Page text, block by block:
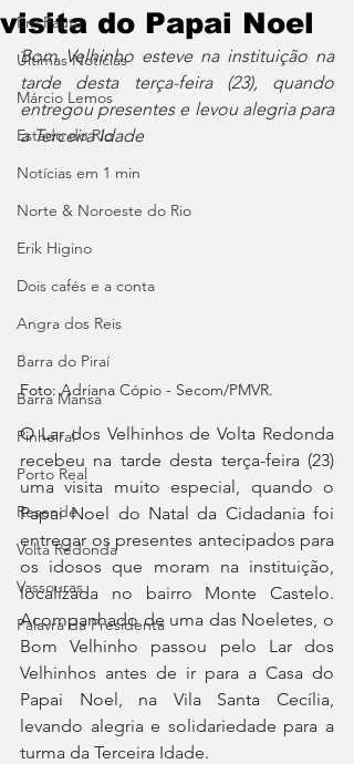
Em Pauta
Últimas Notícias
Márcio Lemos
Estado do Rio
Notícias em 1 min
Norte & Noroeste do Rio
Erik Higino
Dois cafés e a conta
Angra dos Reis
Barra do Piraí
Barra Mansa
Pinheiral
Porto Real
Resende
Volta Redonda
Vassouras
Palavra da Presidenta
visita do Papai Noel
Bom Velhinho esteve na instituição na
tarde desta terça-feira (23), quando
entregou presentes e levou alegria para
a Terceira Idade
Foto: Adriana Cópio - Secom/PMVR.
O Lar dos Velhinhos de Volta Redonda
recebeu na tarde desta terça-feira (23)
uma visita muito especial, quando o
Papai Noel do Natal da Cidadania foi
entregar os presentes antecipados para
os idosos que moram na instituição,
localizada no bairro Monte Castelo.
Acompanhado de uma das Noeletes, o
Bom Velhinho passou pelo Lar dos
Velhinhos antes de ir para a Casa do
Papai Noel, na Vila Santa Cecília,
levando alegria e solidariedade para a
turma da Terceira Idade.